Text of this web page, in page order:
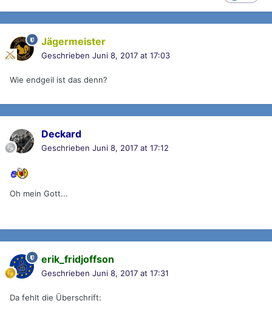
Jägermeister
Geschrieben Juni 8, 2017 at 17:03
Wie endgeil ist das denn?
Deckard
Geschrieben Juni 8, 2017 at 17:12
Oh mein Gott...
erik_fridjoffson
Geschrieben Juni 8, 2017 at 17:31
Da fehlt die Überschrift: